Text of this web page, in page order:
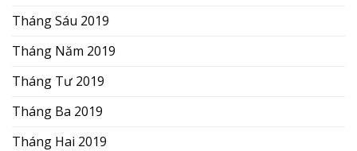
Tháng Sáu 2019
Tháng Năm 2019
Tháng Tư 2019
Tháng Ba 2019
Tháng Hai 2019